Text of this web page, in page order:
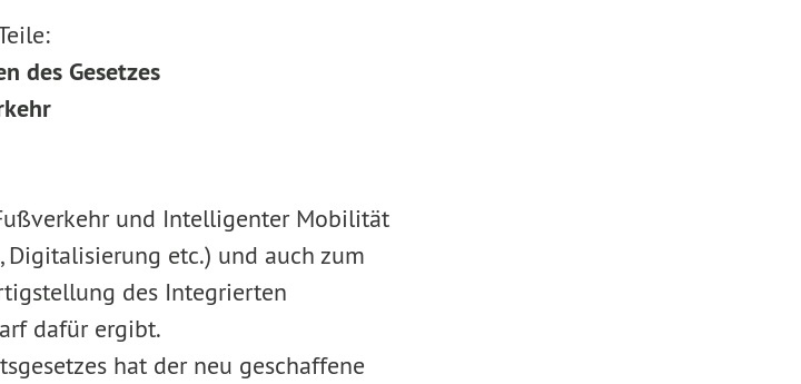
des Gesetzes
und Intelligenter Mobilität
Digitalisierung etc.) und auch zum
des Integrierten
dafür ergibt.
hat der neu geschaffene